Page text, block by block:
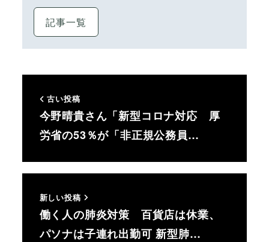
記事一覧
古い投稿
今野晴貴さん「新型コロナ対応 厚
労省の53％が「非正規公務員…
新しい投稿
働く人の肺炎対策 百貨店は休業、
パソナは子連れ出勤可 新型肺…